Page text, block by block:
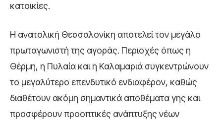
κατοικίες.
Η ανατολική Θεσσαλονίκη αποτελεί τον μεγάλο
πρωταγωνιστή της αγοράς. Περιοχές όπως η
Θέρμη, η Πυλαία και η Καλαμαριά συγκεντρώνουν
το μεγαλύτερο επενδυτικό ενδιαφέρον, καθώς
διαθέτουν ακόμη σημαντικά αποθέματα γης και
προσφέρουν προοπτικές ανάπτυξης νέων